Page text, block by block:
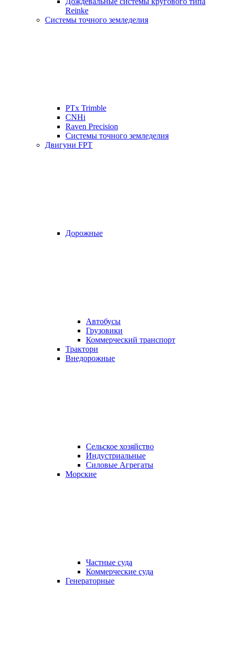
Reinke
Системы точного земледелия
PTx Trimble
CNHi
Raven Precision
Системы точного земледелия
Двигуни FPT
Дорожные
Автобусы
Грузовики
Коммерческий транспорт
Трактори
Внедорожные
Сельское хозяйство
Индустриальные
Силовые Агрегаты
Морские
Частные суда
Коммерческие суда
Генераторные